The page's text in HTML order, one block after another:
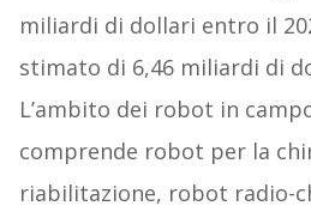
miliardi di dollari entro il
stimato di 6,46 miliardi di
L’ambito dei robot in
comprende robot per la
riabilitazione, robot radio-